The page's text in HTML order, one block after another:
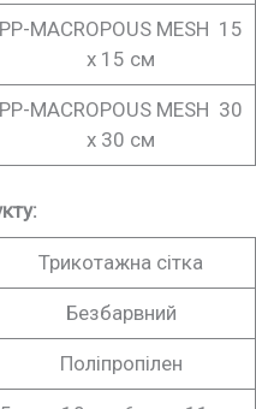
PP-MACROPOUS MESH 15
х 15 см
PP-MACROPOUS MESH 30
х 30 см
Трикотажна сітка
Безбарвний
Поліпропілен